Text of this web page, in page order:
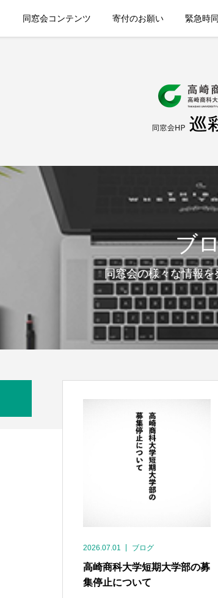
同窓会コンテンツ 寄付のお願い 緊急時
ブ
同窓会の様々な情報を
2026.07.01 ブログ
高崎商科大学短期大学部の募
集停止について